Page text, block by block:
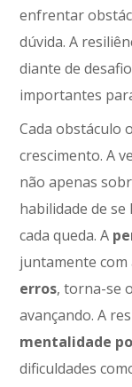
enfrentar
dúvida. A
diante de
importantes
Cada obstáculo
crescimento. A
não apenas
habilidade de
cada queda. A
juntamente com
erros, torna-se
avançando. A
mentalidade
dificuldades